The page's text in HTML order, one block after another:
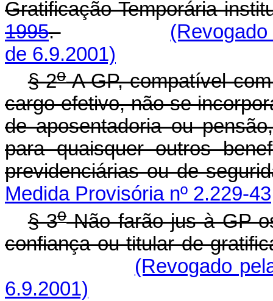
Gratificação Temporária
1995.
de 6.9.2001)
§ 2oA GP, compatível
cargo efetivo, não se
de aposentadoria ou
para quaisquer outros
previdenciárias ou de
Medida Provisória nº 2.229-
§ 3oNão farão jus à GP
confiança ou titular de
(Revogado
6.9.2001)